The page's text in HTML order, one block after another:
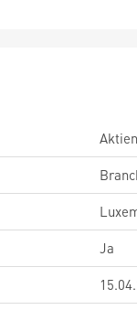
Aktien
Ja